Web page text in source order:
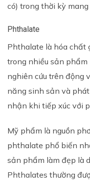
có) trong thời kỳ mang
Phthalate
Phthalate là hóa chất
trong nhiều sản phẩm
nghiên cứu trên động
năng sinh sản và
nhận khi tiếp xúc với
Mỹ phẩm là nguồn
phthalate phổ biến
sản phẩm làm đẹp là
Phthalates thường